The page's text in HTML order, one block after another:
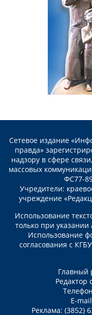
Сетевое издание
правда»
надзору в сфере
массовых
ФС77-
Учредители:
учреждение
Использование
только при
Использование
согласования с
Главный
E-
Реклама: (3852)